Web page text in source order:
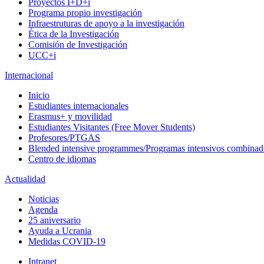
Proyectos I+D+i
Programa propio investigación
Infraestruturas de apoyo a la investigación
Ética de la Investigación
Comisión de Investigación
UCC+i
Internacional
Inicio
Estudiantes internacionales
Erasmus+ y movilidad
Estudiantes Visitantes (Free Mover Students)
Profesores/PTGAS
Blended intensive programmes/Programas intensivos
Centro de idiomas
Actualidad
Noticias
Agenda
25 aniversario
Ayuda a Ucrania
Medidas COVID-19
Intranet